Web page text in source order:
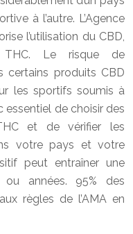
à l’autre. L’Agence
l’utilisation du CBD,
THC. Le risque de
certains produits CBD
les sportifs soumis à
de choisir des
et de vérifier les
votre pays et votre
peut entraîner une
ou années. 95% des
règles de l’AMA en